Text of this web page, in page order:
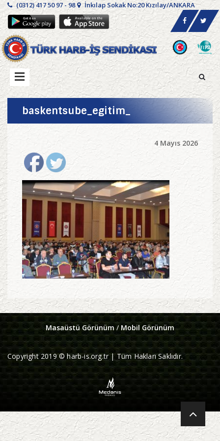
(0312) 417 50 97 - 98 İnkılap Sokak No:20 Kızılay/ANKARA
baskentsube_egitim_
4 Mayıs 2026
Masaüstü Görünüm/ Mobil Görünüm
Copyright 2019 © harb-is.org.tr | Tüm Hakları Saklıdır.